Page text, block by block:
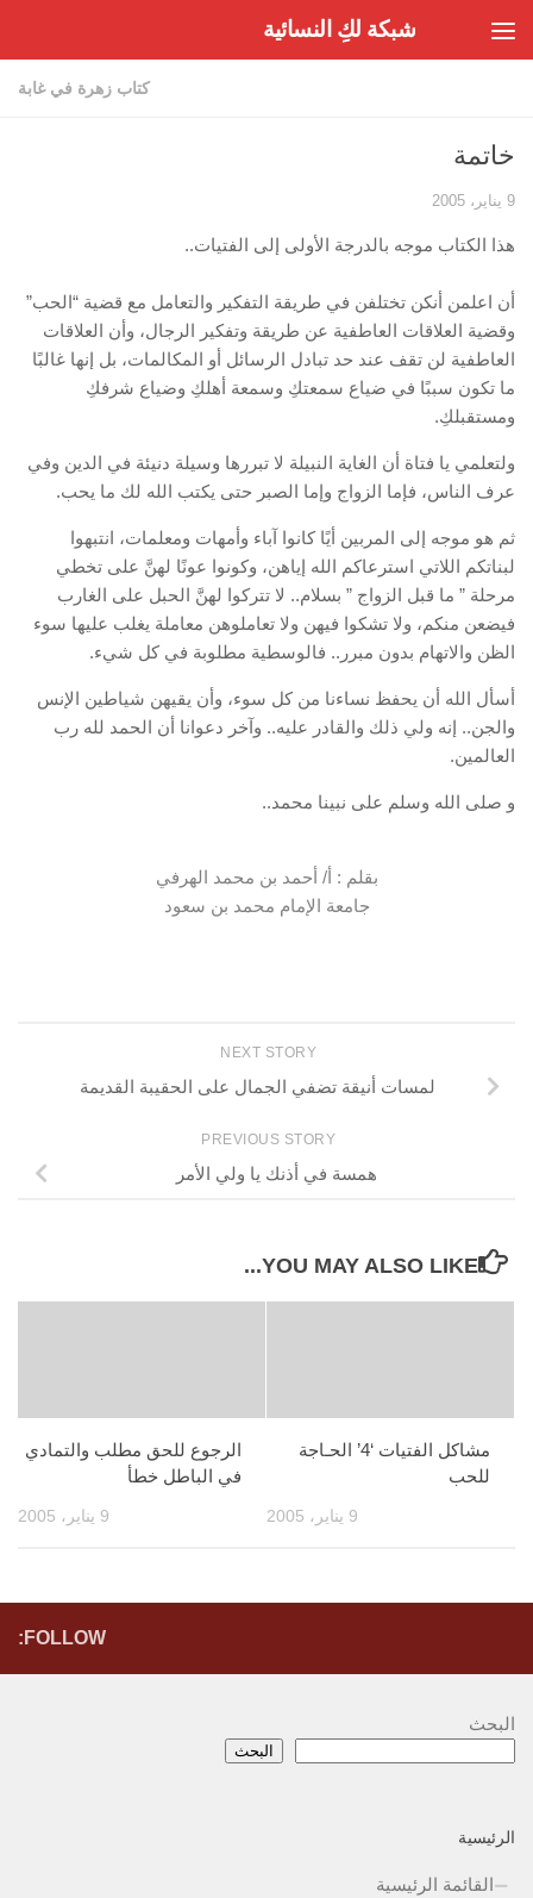
شبكة لكِ النسائية
كتاب زهرة في غابة
خاتمة
9 يناير، 2005
هذا الكتاب موجه بالدرجة الأولى إلى الفتيات..
أن اعلمن أنكن تختلفن في طريقة التفكير والتعامل مع قضية “الحب”
وقضية العلاقات العاطفية عن طريقة وتفكير الرجال، وأن العلاقات
العاطفية لن تقف عند حد تبادل الرسائل أو المكالمات، بل إنها غالبًا
ما تكون سببًا في ضياع سمعتكِ وسمعة أهلكِ وضياع شرفكِ
ومستقبلكِ.
ولتعلمي يا فتاة أن الغاية النبيلة لا تبررها وسيلة دنيئة في الدين وفي
عرف الناس، فإما الزواج وإما الصبر حتى يكتب الله لك ما يحب.
ثم هو موجه إلى المربين أيًا كانوا آباء وأمهات ومعلمات، انتبهوا
لبناتكم اللاتي استرعاكم الله إياهن، وكونوا عونًا لهنَّ على تخطي
مرحلة ” ما قبل الزواج ” بسلام.. لا تتركوا لهنَّ الحبل على الغارب
فيضعن منكم، ولا تشكوا فيهن ولا تعاملوهن معاملة يغلب عليها سوء
الظن والاتهام بدون مبرر.. فالوسطية مطلوبة في كل شيء.
أسأل الله أن يحفظ نساءنا من كل سوء، وأن يقيهن شياطين الإنس
والجن.. إنه ولي ذلك والقادر عليه.. وآخر دعوانا أن الحمد لله رب
العالمين.
و صلى الله وسلم على نبينا محمد..
بقلم : أ/ أحمد بن محمد الهرفي
جامعة الإمام محمد بن سعود
NEXT STORY
لمسات أنيقة تضفي الجمال على الحقيبة القديمة
PREVIOUS STORY
همسة في أذنك يا ولي الأمر
YOU MAY ALSO LIKE...
الرجوع للحق مطلب والتمادي
في الباطل خطأ
9 يناير، 2005
مشاكل الفتيات ‘4’ الحـاجة
للحب
9 يناير، 2005
FOLLOW:
البحث
البحث
الرئيسية
القائمة الرئيسية